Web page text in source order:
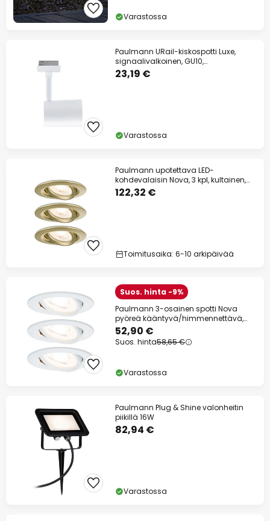
Varastossa
Paulmann URail-kiskospotti Luxe,
signaalivalkoinen, GU10,
himmennettävä
23,19 €
Varastossa
Paulmann upotettava LED-
kohdevalaisin Nova, 3 kpl, kultainen,
himmennettävä,
122,32 €
Toimitusaika: 6-10 arkipäivää
Suos. hinta -9%
Paulmann 3-osainen spotti Nova
pyöreä kääntyvä/himmennettävä,
valkoinen
52,90 €
Suos. hinta58,65 €
Varastossa
Paulmann Plug & Shine valonheitin
piikillä 16W
82,94 €
Varastossa